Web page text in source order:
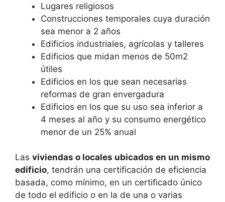
Lugares religiosos
Construcciones temporales cuya duración
sea menor a 2 años
Edificios industriales, agrícolas y talleres
Edificios que midan menos de 50m2
útiles
Edificios en los que sean necesarias
reformas de gran envergadura
Edificios en los que su uso sea inferior a
4 meses al año y su consumo energético
menor de un 25% anual
Las viviendas o locales ubicados en un mismo
edificio, tendrán una certificación de eficiencia
basada, como mínimo, en un certificado único
de todo el edificio o en la de una o varias